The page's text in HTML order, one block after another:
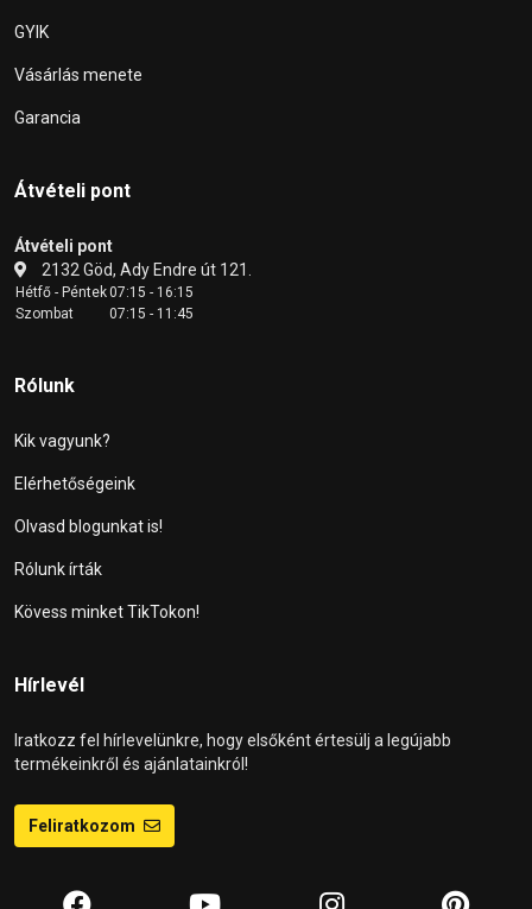
GYIK
Vásárlás menete
Garancia
Átvételi pont
Átvételi pont
2132 Göd, Ady Endre út 121.
Hétfő - Péntek07:15 - 16:15
Szombat
07:15 - 11:45
Rólunk
Kik vagyunk?
Elérhetőségeink
Olvasd blogunkat is!
Rólunk írták
Kövess minket TikTokon!
Hírlevél
Iratkozz fel hírlevelünkre, hogy elsőként értesülj a legújabb
termékeinkről és ajánlatainkról!
Feliratkozom